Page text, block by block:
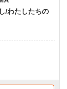
/わたしたちの